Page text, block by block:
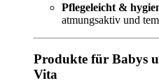
Pflegeleicht &
atmungsaktiv und
Produkte für Babys
Vita